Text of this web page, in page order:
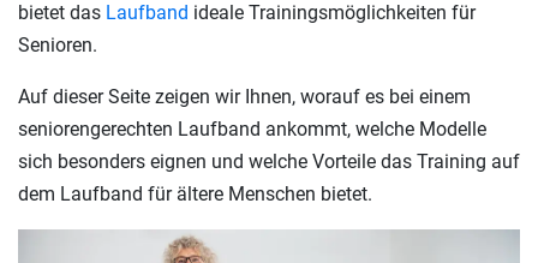
bietet das Laufband ideale Trainingsmöglichkeiten für
Senioren.
Auf dieser Seite zeigen wir Ihnen, worauf es bei einem
seniorengerechten Laufband ankommt, welche Modelle
sich besonders eignen und welche Vorteile das Training auf
dem Laufband für ältere Menschen bietet.